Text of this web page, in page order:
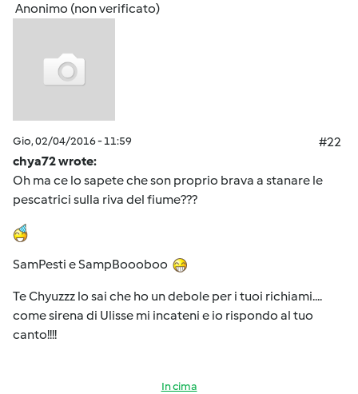
Anonimo (non verificato)
Gio, 02/04/2016 - 11:59
#22
chya72 wrote:
Oh ma ce lo sapete che son proprio brava a stanare le
pescatrici sulla riva del fiume???
SamPesti e SampBoooboo
Te Chyuzzz lo sai che ho un debole per i tuoi richiami....
come sirena di Ulisse mi incateni e io rispondo al tuo
canto!!!!
In cima